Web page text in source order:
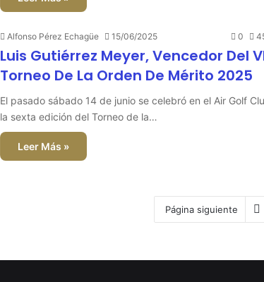
Alfonso Pérez Echagüe 15/06/2025 0
Luis Gutiérrez Meyer, Vencedor Del
Torneo De La Orden De Mérito 2025
El pasado sábado 14 de junio se celebró en el Air Golf
la sexta edición del Torneo de la…
Leer Más »
Página siguiente